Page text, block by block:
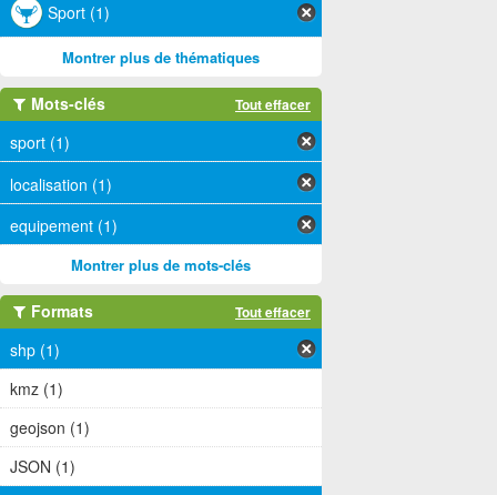
Sport (1)
Montrer plus de thématiques
Mots-clés Tout effacer
sport (1)
localisation (1)
equipement (1)
Montrer plus de mots-clés
Formats Tout effacer
shp (1)
kmz (1)
geojson (1)
JSON (1)